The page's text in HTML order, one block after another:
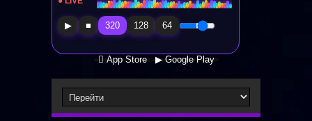
▶ ■ 320 128 64
 App Store ▶ Google Play